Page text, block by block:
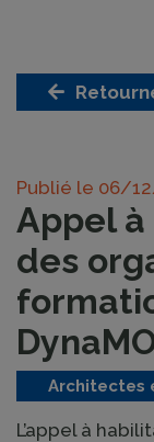
Publié le 06/
Appel
des
Architectes
L’appel à